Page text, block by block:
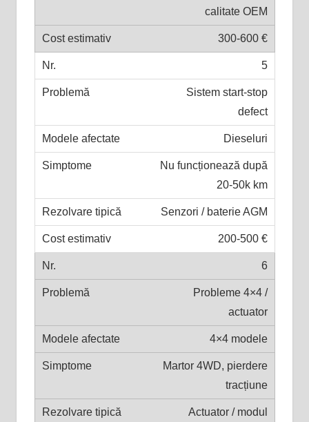
calitate OEM
300-600 €
5
Sistem start-stop
defect
Dieseluri
Nu funcționează după
20-50k km
Senzori / baterie AGM
200-500 €
6
Probleme 4×4 /
actuator
4×4 modele
Martor 4WD, pierdere
tracțiune
Actuator / modul